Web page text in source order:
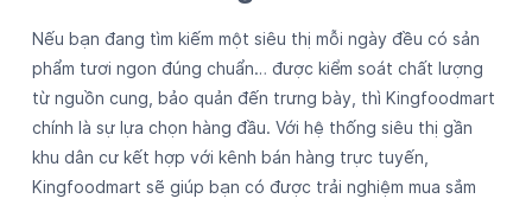
Nếu bạn đang tìm kiếm một siêu thị mỗi ngày đều có sản
phẩm tươi ngon đúng chuẩn… được kiểm soát chất lượng
từ nguồn cung, bảo quản đến trưng bày, thì Kingfoodmart
chính là sự lựa chọn hàng đầu. Với hệ thống siêu thị gần
khu dân cư kết hợp với kênh bán hàng trực tuyến,
Kingfoodmart sẽ giúp bạn có được trải nghiệm mua sắm